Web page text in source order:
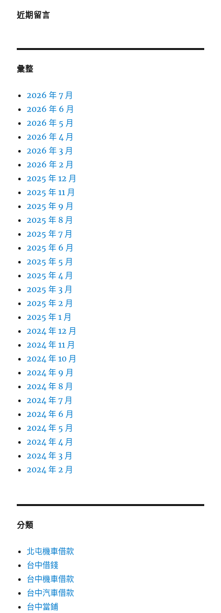
近期留言
彙整
2026 年 7 月
2026 年 6 月
2026 年 5 月
2026 年 4 月
2026 年 3 月
2026 年 2 月
2025 年 12 月
2025 年 11 月
2025 年 9 月
2025 年 8 月
2025 年 7 月
2025 年 6 月
2025 年 5 月
2025 年 4 月
2025 年 3 月
2025 年 2 月
2025 年 1 月
2024 年 12 月
2024 年 11 月
2024 年 10 月
2024 年 9 月
2024 年 8 月
2024 年 7 月
2024 年 6 月
2024 年 5 月
2024 年 4 月
2024 年 3 月
2024 年 2 月
分類
北屯機車借款
台中借錢
台中機車借款
台中汽車借款
台中當鋪